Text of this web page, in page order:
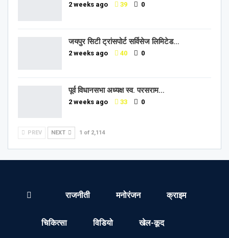
2 weeks ago 39 0
जयपुर सिटी ट्रांसपोर्ट सर्विसेज लिमिटेड…
2 weeks ago 40 0
पूर्व विधानसभा अध्यक्ष स्व. परसराम…
2 weeks ago 33 0
PREV NEXT 1 of 2,114
राजनीती मनोरंजन क्राइम
चिकित्सा विडियो खेल-कूद